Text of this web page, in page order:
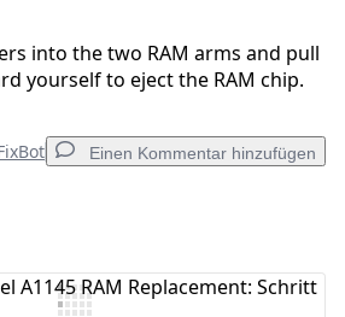
into the two RAM arms and pull
yourself to eject the RAM chip.
Einen Kommentar hinzufügen